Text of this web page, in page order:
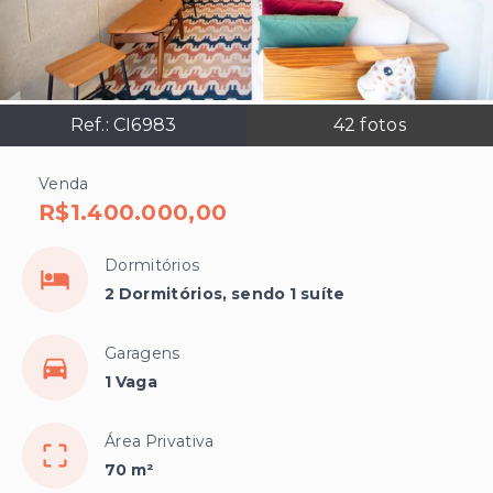
Ref.: CI6983 42 fotos
Venda
R$1.400.000,00
Dormitórios
2 Dormitórios, sendo 1 suíte
Garagens
1 Vaga
Área Privativa
70 m²